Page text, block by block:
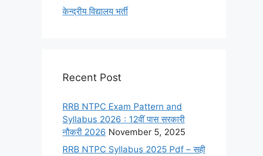
केन्द्रीय विद्यालय भर्ती
Recent Post
RRB NTPC Exam Pattern and
Syllabus 2026 : 12वीं पास सरकारी
नौकरी 2026 November 5, 2025
RRB NTPC Syllabus 2025 Pdf – सही